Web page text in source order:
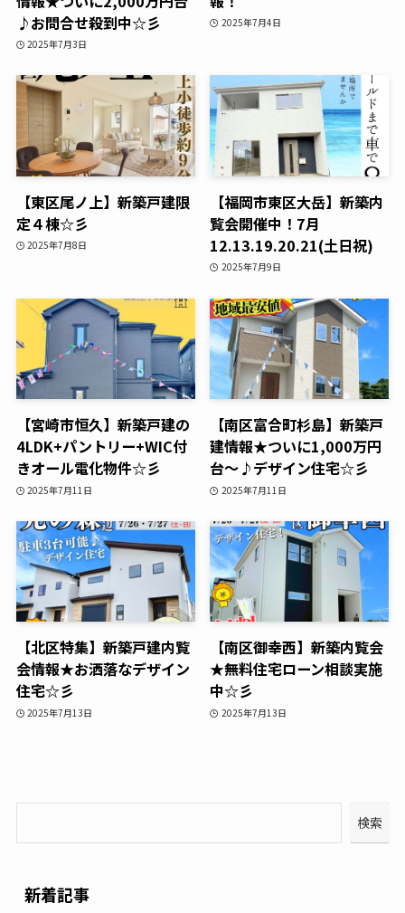
♪お問合せ殺到中☆彡
2025年7月3日
2025年7月4日
【東区尾ノ上】新築戸建限
定４棟☆彡
2025年7月8日
【福岡市東区大岳】新築内
覧会開催中！7月
12.13.19.20.21(土日祝)
2025年7月9日
【宮崎市恒久】新築戸建の
4LDK+パントリー+WIC付
きオール電化物件☆彡
2025年7月11日
【南区富合町杉島】新築戸
建情報★ついに1,000万円
台～♪デザイン住宅☆彡
2025年7月11日
【北区特集】新築戸建内覧
会情報★お洒落なデザイン
住宅☆彡
2025年7月13日
【南区御幸西】新築内覧会
★無料住宅ローン相談実施
中☆彡
2025年7月13日
検索
新着記事